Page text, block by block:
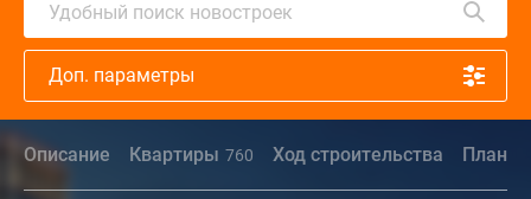
Удобный поиск новостроек
Доп. параметры
Описание Квартиры 760 Ход строительства